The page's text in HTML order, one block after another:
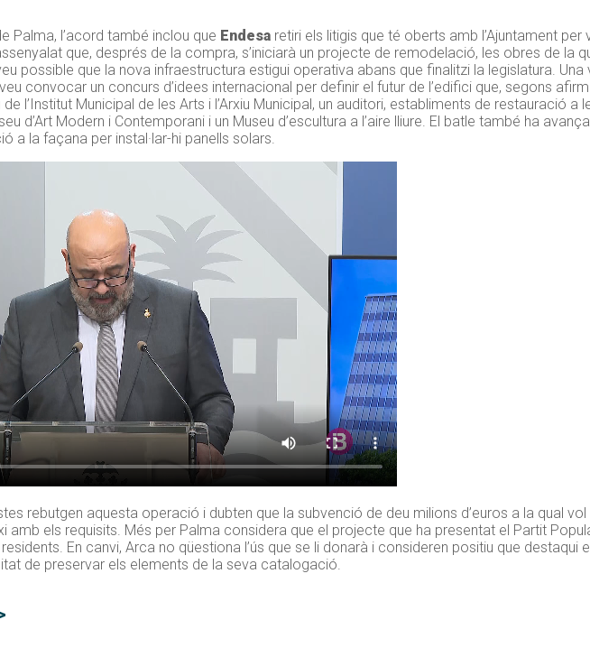
Palma, l’acord també inclou que Endesa retiri els litigis que té oberts amb l’Ajuntament per
que, després de la compra, s’iniciarà un projecte de remodelació, les obres de la
possible que la nova infraestructura estigui operativa abans que finalitzi la legislatura.
convocar un concurs d’idees internacional per definir el futur de l’edifici que, segons
l’Institut Municipal de les Arts i l’Arxiu Municipal, un auditori, establiments de restauració a
d’Art Modern i Contemporani i un Museu d’escultura a l’aire lliure. El batle també ha
a la façana per instal·lar-hi panells solars.
rebutgen aquesta operació i dubten que la subvenció de deu milions d’euros a la qual vol
amb els requisits. Més per Palma considera que el projecte que ha presentat el Partit
En canvi, Arca no qüestiona l’ús que se li donarà i consideren positiu que destaqui
de preservar els elements de la seva catalogació.